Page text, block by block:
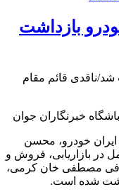
بازداشت
ناقدی قائم مقام
خبرنگاران جوان
خودرو، محسن
در بازاریابی، فروش و
مصطفی خان کرمی،
شده است.